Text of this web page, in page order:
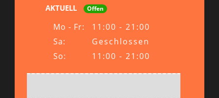
AKTUELL Offen
Mo - Fr:
11:00 - 21:00
Sa:
Geschlossen
So:
11:00 - 21:00